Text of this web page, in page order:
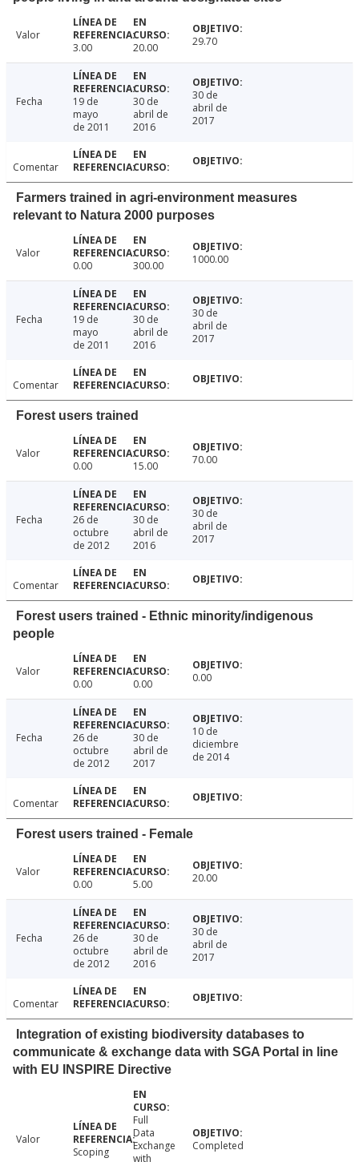
Valor
3.00
20.00 29.70
Fecha
19 de
mayo
de 2011
30 de
abril de
2016
30 de
abril de
2017
Comentar
Farmers trained in agri-environment measures
relevant to Natura 2000 purposes
Valor
0.00
300.00 1000.00
Fecha
19 de
mayo
de 2011
30 de
abril de
2016
30 de
abril de
2017
Comentar
Forest users trained
Valor
0.00
15.00 70.00
Fecha
26 de
octubre
de 2012
30 de
abril de
2016
30 de
abril de
2017
Comentar
Forest users trained - Ethnic minority/indigenous
people
Valor
0.00
0.00 0.00
Fecha
26 de
octubre
de 2012
30 de
abril de
2017
10 de
diciembre
de 2014
Comentar
Forest users trained - Female
Valor
0.00
5.00 20.00
Fecha
26 de
octubre
de 2012
30 de
abril de
2016
30 de
abril de
2017
Comentar
Integration of existing biodiversity databases to
communicate & exchange data with SGA Portal in line
with EU INSPIRE Directive
Valor
Scoping
Full
Data
Exchange
with
Completed